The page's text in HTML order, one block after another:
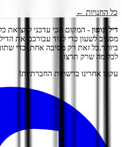
כל החנויות ←
דיל קופון - המקום הכי עדכני למציאת
מסביב לשעון כדי לצוד עבורכם את
ביותר.כל זאת רק מסיבה אחת, כדי
לכל מה שרק תרצו.
עקבו אחרינו ברשתות החברתיות!